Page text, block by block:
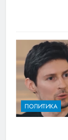
ПОЛИТИКА